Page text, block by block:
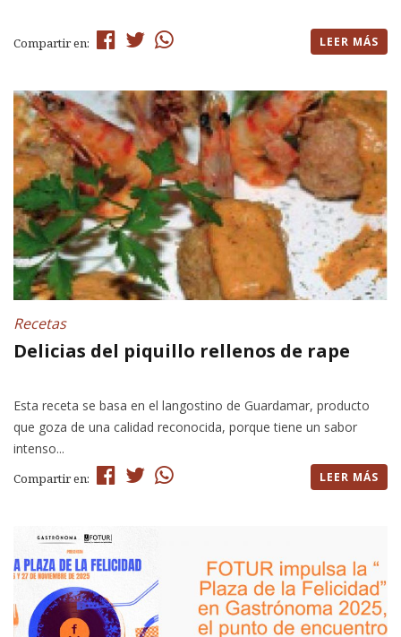
Compartir en: LEER MÁS
Recetas
Delicias del piquillo rellenos de rape
Esta receta se basa en el langostino de Guardamar, producto
que goza de una calidad reconocida, porque tiene un sabor
intenso...
Compartir en: LEER MÁS